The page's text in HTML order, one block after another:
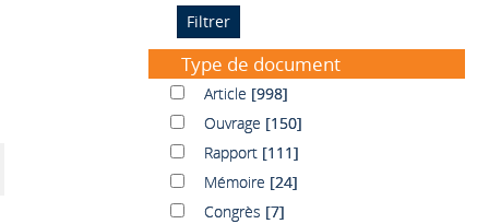
Type de document
ArticleArticle [998]
OuvrageOuvrage [150]
RapportRapport [111]
MémoireMémoire [24]
CongrèsCongrès [7]